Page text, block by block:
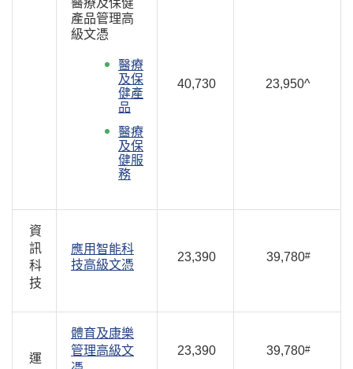
醫療及保健
產品管理高
級文憑
醫療
及保
健產
品
醫療
及保
健服
務
40,730 23,950^
資
訊
科
技
應用智能科
技高級文憑
23,390 39,780#
運
體育及康樂
管理高級文
23,390 39,780#